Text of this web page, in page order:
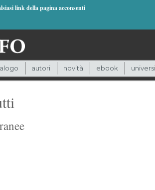
link della pagina acconsenti
autori novità ebook